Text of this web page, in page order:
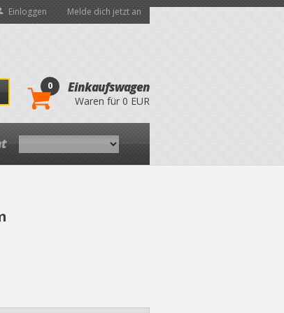
Einloggen Melde dich jetzt an
0 Einkaufswagen
Waren für 0 EUR